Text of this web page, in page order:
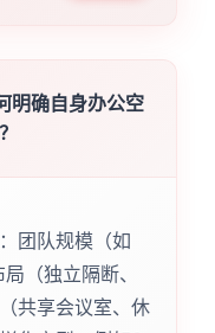
明确自身办公空
团队规模（如
（独立隔断、
共享会议室、休